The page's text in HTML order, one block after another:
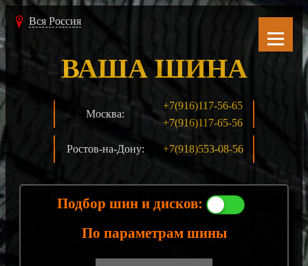
Вся Россия
Москва:
+7(916)117-56-65
+7(916)117-65-56
Ростов-на-Дону: +7(918)553-08-56
ВАША ШИНА
Подбор шин и дисков:
По параметрам шины